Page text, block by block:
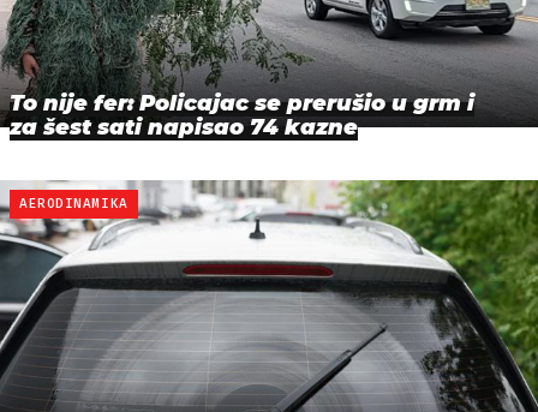
To nije fer: Policajac se prerušio u grm i
za šest sati napisao 74 kazne
AERODINAMIKA